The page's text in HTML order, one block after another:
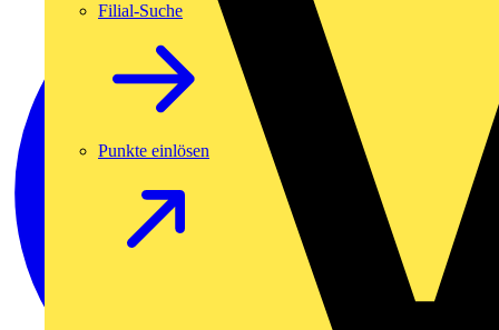
Filial-Suche
Punkte einlösen